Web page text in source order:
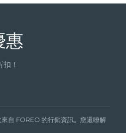
惠
！
自 FOREO 的行銷資訊。您還瞭解